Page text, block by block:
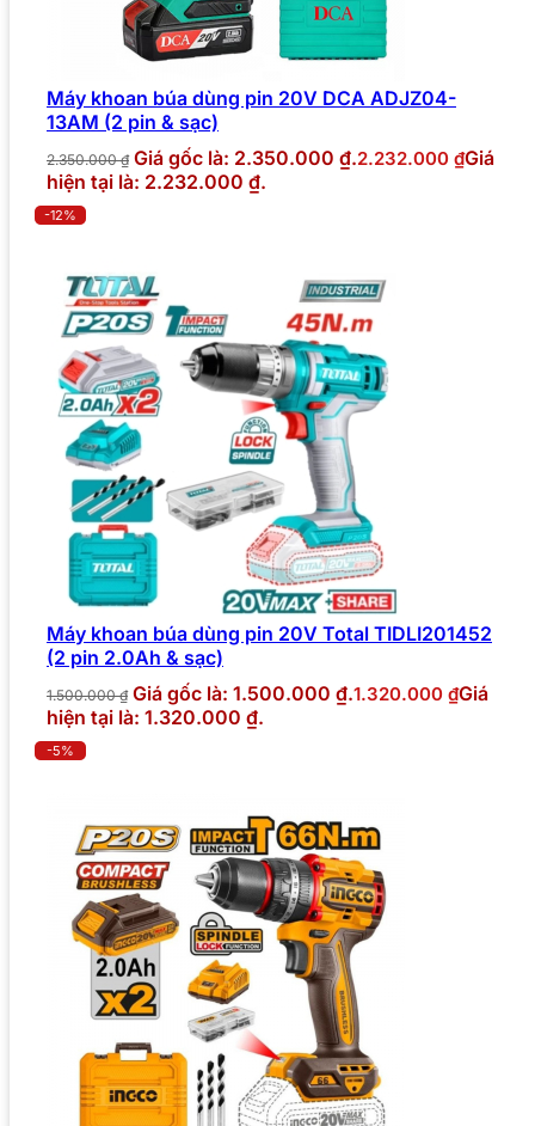
Máy khoan búa dùng pin 20V DCA ADJZ04-
13AM (2 pin & sạc)
2.350.000₫ Giá gốc là: 2.350.000 ₫.2.232.000 ₫Giá
hiện tại là: 2.232.000 ₫.
-12%
Máy khoan búa dùng pin 20V Total TIDLI201452
(2 pin 2.0Ah & sạc)
1.500.000₫ Giá gốc là: 1.500.000 ₫.1.320.000 ₫Giá
hiện tại là: 1.320.000 ₫.
-5%